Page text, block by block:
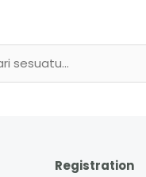
Registration